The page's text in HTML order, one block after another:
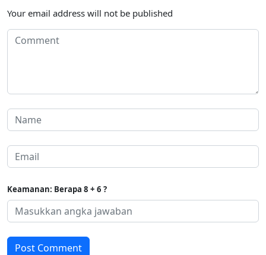
Your email address will not be published
Keamanan: Berapa 8 + 6 ?
Post Comment